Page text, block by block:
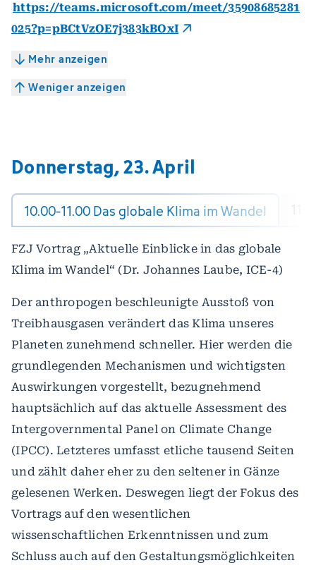
https://teams.microsoft.com/meet/35908685281
025?p=pBCtVzOE7j383kBOxI
Mehr anzeigen
Weniger anzeigen
Donnerstag, 23. April
10.00-11.00 Das globale Klima im Wandel
FZJ Vortrag „Aktuelle Einblicke in das globale
Klima im Wandel“ (Dr. Johannes Laube, ICE-4)
Der anthropogen beschleunigte Ausstoß von
Treibhausgasen verändert das Klima unseres
Planeten zunehmend schneller. Hier werden die
grundlegenden Mechanismen und wichtigsten
Auswirkungen vorgestellt, bezugnehmend
hauptsächlich auf das aktuelle Assessment des
Intergovernmental Panel on Climate Change
(IPCC). Letzteres umfasst etliche tausend Seiten
und zählt daher eher zu den seltener in Gänze
gelesenen Werken. Deswegen liegt der Fokus des
Vortrags auf den wesentlichen
wissenschaftlichen Erkenntnissen und zum
Schluss auch auf den Gestaltungsmöglichkeiten